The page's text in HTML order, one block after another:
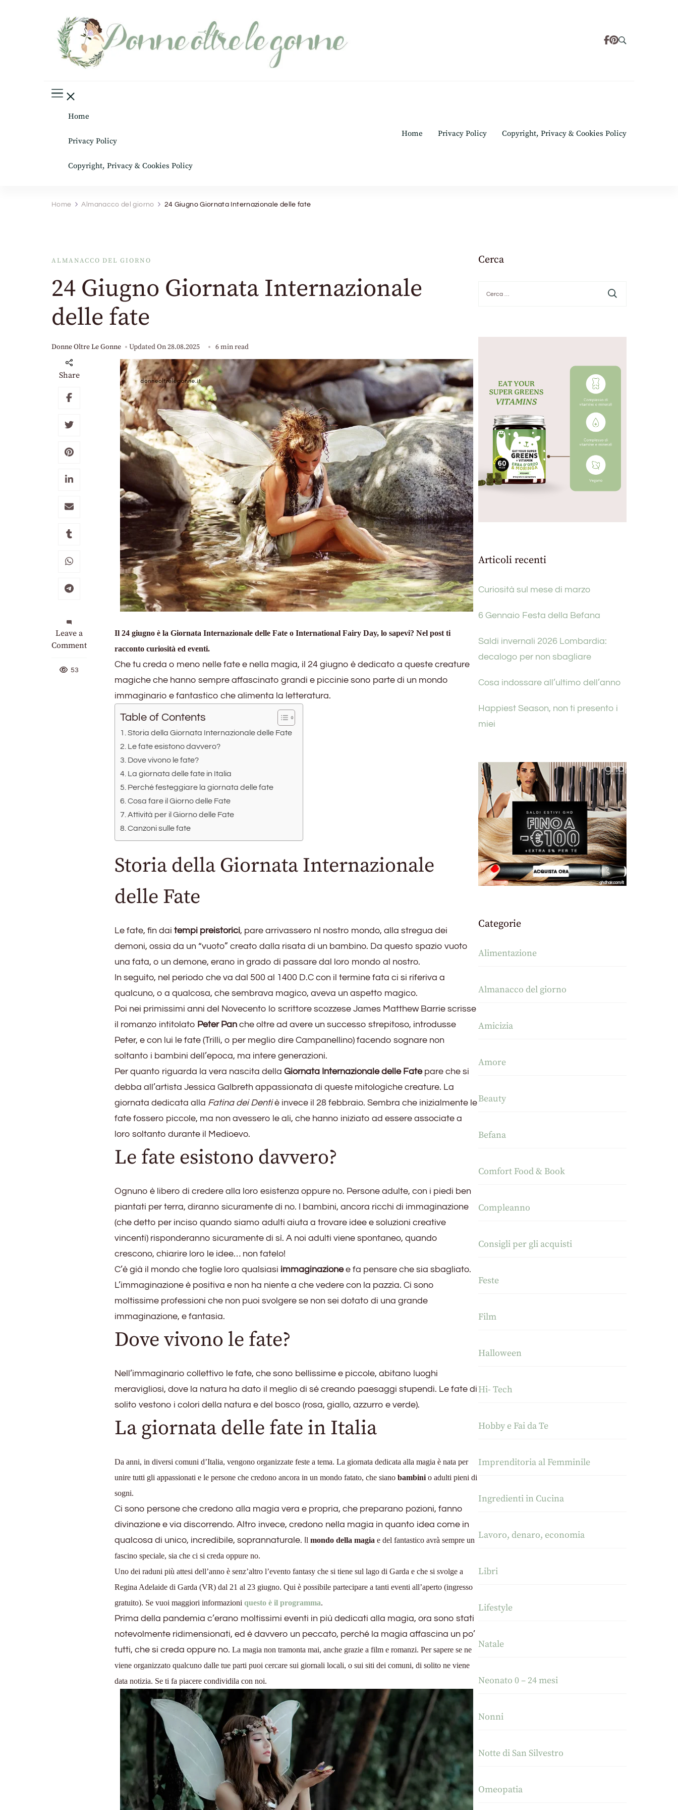
Home
Privacy Policy
Copyright, Privacy & Cookies Policy
Home Privacy Policy Copyright, Privacy & Cookies Policy
Home Almanacco del giorno 24 Giugno Giornata Internazionale delle fate
ALMANACCO DEL GIORNO
24 Giugno Giornata Internazionale
delle fate
Donne Oltre Le Gonne Updated On28.08.2025 6 min read
Share
Leave a
Comment
on
24
Giornata
Internazionale
53
Il 24 giugno è la Giornata Internazionale delle Fate o International Fairy Day, lo sapevi? Nel post ti
racconto curiosità ed eventi.
Che tu creda o meno nelle fate e nella magia, il 24 giugno è dedicato a queste creature
magiche che hanno sempre affascinato grandi e piccinie sono parte di un mondo
immaginario e fantastico che alimenta la letteratura.
Table of Contents
Storia della Giornata Internazionale delle Fate
Le fate esistono davvero?
Dove vivono le fate?
La giornata delle fate in Italia
Perché festeggiare la giornata delle fate
Cosa fare il Giorno delle Fate
Attività per il Giorno delle Fate
Canzoni sulle fate
Storia della Giornata Internazionale
delle Fate
Le fate, fin dai tempi preistorici, pare arrivassero nl nostro mondo, alla stregua dei
demoni, ossia da un “vuoto” creato dalla risata di un bambino. Da questo spazio vuoto
una fata, o un demone, erano in grado di passare dal loro mondo al nostro.
In seguito, nel periodo che va dal 500 al 1400 D.C con il termine fata ci si riferiva a
qualcuno, o a qualcosa, che sembrava magico, aveva un aspetto magico.
Poi nei primissimi anni del Novecento lo scrittore scozzese James Matthew Barrie scrisse
il romanzo intitolato Peter Pan che oltre ad avere un successo strepitoso, introdusse
Peter, e con lui le fate (Trilli, o per meglio dire Campanellino) facendo sognare non
soltanto i bambini dell’epoca, ma intere generazioni.
Per quanto riguarda la vera nascita della Giornata Internazionale delle Fatepare che si
debba all’artista Jessica Galbreth appassionata di queste mitologiche creature. La
giornata dedicata alla Fatina dei Dentiè invece il 28 febbraio. Sembra che inizialmente le
fate fossero piccole, ma non avessero le ali, che hanno iniziato ad essere associate a
loro soltanto durante il Medioevo.
Le fate esistono davvero?
Ognuno è libero di credere alla loro esistenza oppure no. Persone adulte, con i piedi ben
piantati per terra, diranno sicuramente di no. I bambini, ancora ricchi di immaginazione
(che detto per inciso quando siamo adulti aiuta a trovare idee e soluzioni creative
vincenti) risponderanno sicuramente di sì. A noi adulti viene spontaneo, quando
crescono, chiarire loro le idee… non fatelo!
C’è già il mondo che toglie loro qualsiasi immaginazionee fa pensare che sia sbagliato.
L’immaginazione è positiva e non ha niente a che vedere con la pazzia. Ci sono
moltissime professioni che non puoi svolgere se non sei dotato di una grande
immaginazione, e fantasia.
Dove vivono le fate?
Nell’immaginario collettivo le fate, che sono bellissime e piccole, abitano luoghi
meravigliosi, dove la natura ha dato il meglio di sé creando paesaggi stupendi. Le fate di
solito vestono i colori della natura e del bosco (rosa, giallo, azzurro e verde).
La giornata delle fate in Italia
Da anni, in diversi comuni d’Italia, vengono organizzate feste a tema. La giornata dedicata alla magia è nata per
unire tutti gli appassionati e le persone che credono ancora in un mondo fatato, che siano bambini o adulti pieni di
sogni.
Ci sono persone che credono alla magia vera e propria, che preparano pozioni, fanno
divinazione e via discorrendo. Altro invece, credono nella magia in quanto idea come in
qualcosa di unico, incredibile, soprannaturale. Il mondo della magia e del fantastico avrà sempre un
fascino speciale, sia che ci si creda oppure no.
Uno dei raduni più attesi dell’anno è senz’altro l’evento fantasy che si tiene sul lago di Garda e che si svolge a
Regina Adelaide di Garda (VR) dal 21 al 23 giugno. Qui è possibile partecipare a tanti eventi all’aperto (ingresso
gratuito). Se vuoi maggiori informazioni questo è il programma.
Prima della pandemia c’erano moltissimi eventi in più dedicati alla magia, ora sono stati
notevolmente ridimensionati, ed è davvero un peccato, perché la magia affascina un po’
tutti, che si creda oppure no. La magia non tramonta mai, anche grazie a film e romanzi. Per sapere se ne
viene organizzato qualcuno dalle tue parti puoi cercare sui giornali locali, o sui siti dei comuni, di solito ne viene
data notizia. Se ti fa piacere condividila con noi.
Cerca
per:
Articoli recenti
Curiosità sul mese di marzo
6 Gennaio Festa della Befana
Saldi invernali 2026 Lombardia:
decalogo per non sbagliare
Cosa indossare all’ultimo dell’anno
Happiest Season, non ti presento i
miei
Categorie
Alimentazione
Almanacco del giorno
Amicizia
Amore
Beauty
Befana
Comfort Food & Book
Compleanno
Consigli per gli acquisti
Feste
Film
Halloween
Hi- Tech
Hobby e Fai da Te
Imprenditoria al Femminile
Ingredienti in Cucina
Lavoro, denaro, economia
Libri
Lifestyle
Natale
Neonato 0 – 24 mesi
Nonni
Notte di San Silvestro
Omeopatia